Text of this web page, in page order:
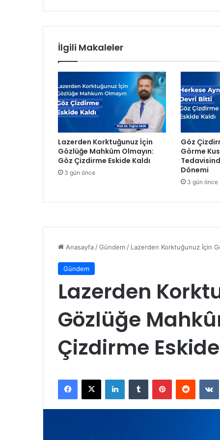
a
m
e
l
t
'
a
a
y
ı
l
d
İlgili Makaleler
Lazerden Korktuğunuz İçin
Gözlüğe Mahkûm Olmayın:
Göz Çizdirme Eskide Kaldı
3 gün önce
Göz
Görme
Dönemi
3 gün önce